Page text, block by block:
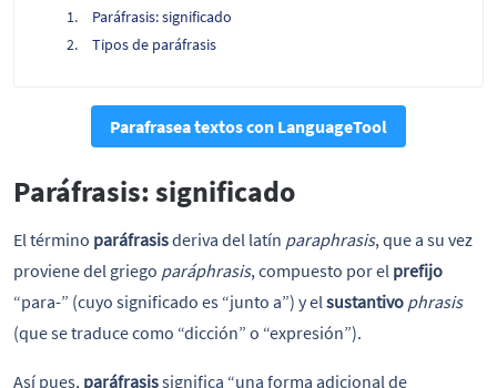
Paráfrasis: significado
Tipos de paráfrasis
Parafrasea textos con LanguageTool
Paráfrasis: significado
El término paráfrasisderiva del latín paraphrasis, que a su vez
proviene del griego paráphrasis, compuesto por el prefijo
“para-” (cuyo significado es “junto a”) y elsustantivo phrasis
(que se traduce como “dicción” o “expresión”).
Así pues, paráfrasissignifica “una forma adicional de